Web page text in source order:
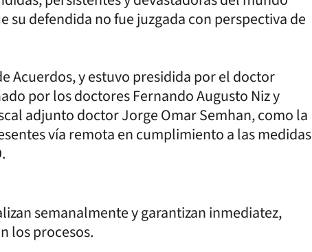
su defendida no fue juzgada con perspectiva de
Acuerdos, y estuvo presidida por el doctor
por los doctores Fernando Augusto Niz y
adjunto doctor Jorge Omar Semhan, como la
vía remota en cumplimiento a las medidas
semanalmente y garantizan inmediatez,
los procesos.